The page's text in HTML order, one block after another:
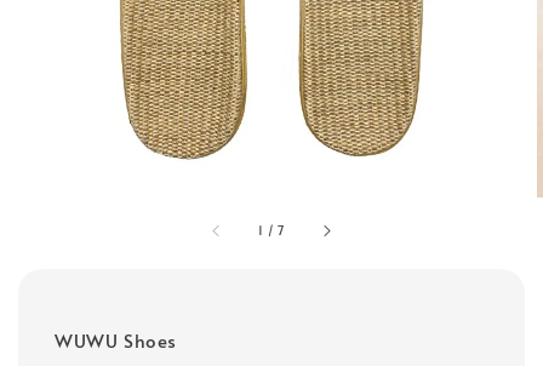
1 /7
WUWU Shoes